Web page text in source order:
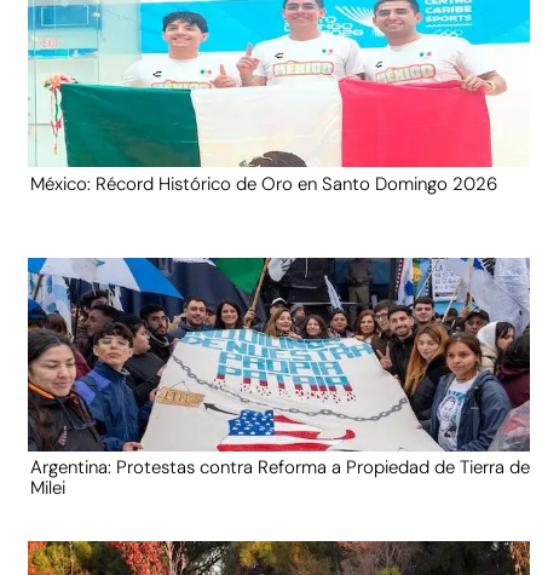
México: Récord Histórico de Oro en Santo Domingo 2026
Argentina: Protestas contra Reforma a Propiedad de Tierra de
Milei